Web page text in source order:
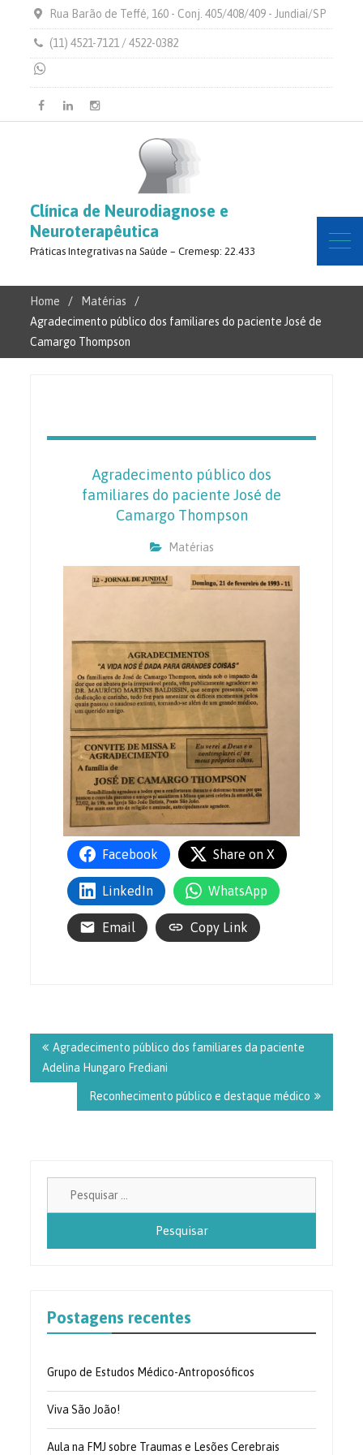
Rua Barão de Teffé, 160 - Conj. 405/408/409 - Jundiaí/SP
(11) 4521-7121 / 4522-0382
Facebook
LinkedinInstagram
Clínica de Neurodiagnose e
Neuroterapêutica
Práticas Integrativas na Saúde – Cremesp: 22.433
Home
Matérias
Agradecimento público dos familiares do paciente José de
Camargo Thompson
Agradecimento público dos
familiares do paciente José de
Camargo Thompson
Matérias
Facebook Share on X
LinkedIn WhatsApp
Email Copy Link
de
Post
Agradecimento público dos familiares da paciente
Adelina Hungaro Frediani
Reconhecimento público e destaque médico
Postagens recentes
Grupo de Estudos Médico-Antroposóficos
Viva São João!
Aula na FMJ sobre Traumas e Lesões Cerebrais